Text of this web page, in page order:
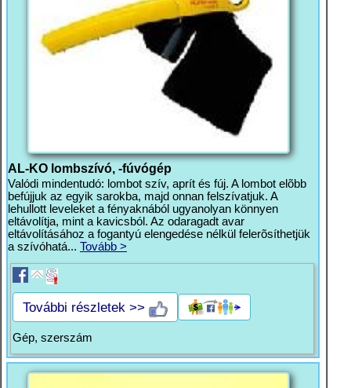
AL-KO lombszívó, -fúvógép
Valódi mindentudó: lombot szív, aprít és fúj. A lombot elõbb
befújjuk az egyik sarokba, majd onnan felszívatjuk. A
lehullott leveleket a fényaknából ugyanolyan könnyen
eltávolítja, mint a kavicsból. Az odaragadt avar
eltávolításához a fogantyú elengedése nélkül felerõsíthetjük
a szívóhatá... Tovább >
További részletek >>
Gép, szerszám